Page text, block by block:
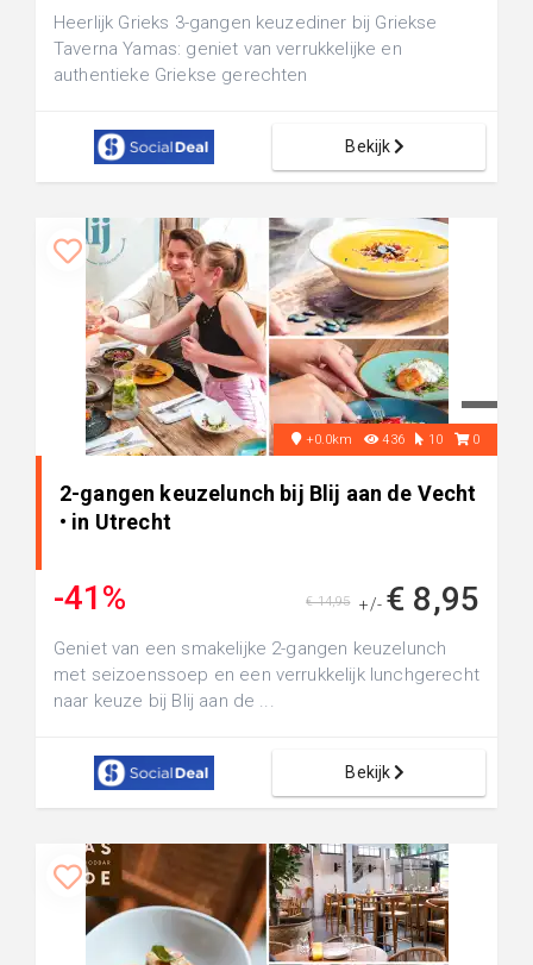
Heerlijk Grieks 3-gangen keuzediner bij Griekse
Taverna Yamas: geniet van verrukkelijke en
authentieke Griekse gerechten
Bekijk
+0.0km 436 10 0
2-gangen keuzelunch bij Blij aan de Vecht
• in Utrecht
-41% +/- € 8,95
€ 14,95
Geniet van een smakelijke 2-gangen keuzelunch
met seizoenssoep en een verrukkelijk lunchgerecht
naar keuze bij Blij aan de ...
Bekijk